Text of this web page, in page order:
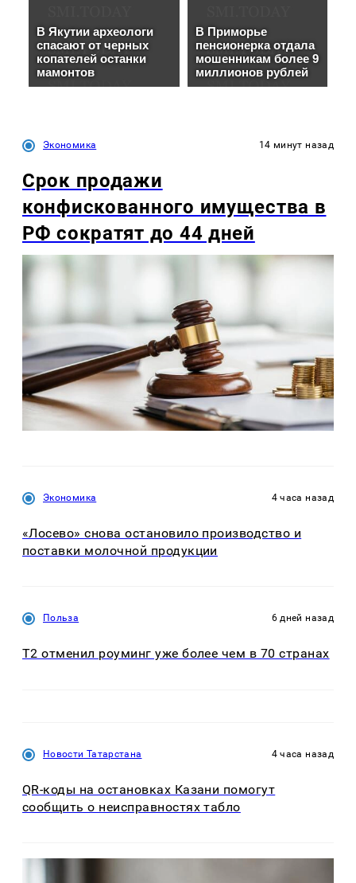
Экономика 14 минут назад
Срок продажи
конфискованного имущества в
РФ сократят до 44 дней
Экономика 4 часа назад
«Лосево» снова остановило производство и
поставки молочной продукции
Польза 6 дней назад
Т2 отменил роуминг уже более чем в 70 странах
Новости Татарстана 4 часа назад
QR-коды на остановках Казани помогут
сообщить о неисправностях табло